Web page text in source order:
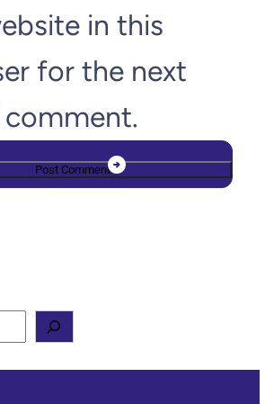
in this
for the next